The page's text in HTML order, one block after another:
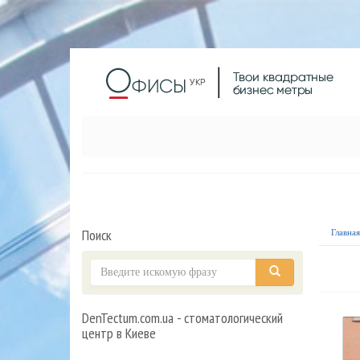
Поиск
DenTectum.com.ua - стоматологический
центр в Киеве